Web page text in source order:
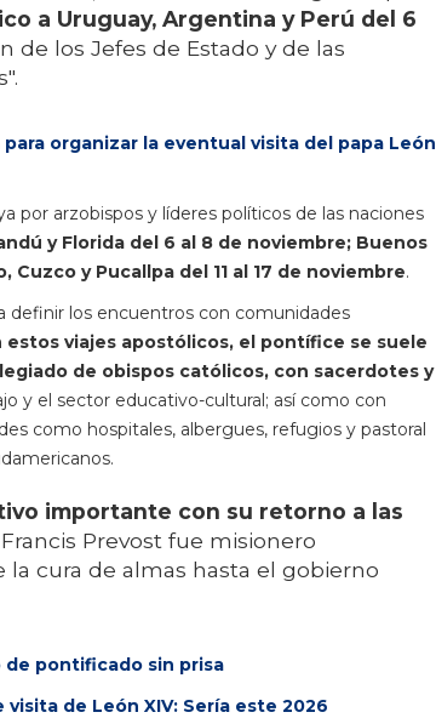
a Uruguay, Argentina y Perú del 6
de los Jefes de Estado y de las
para organizar la eventual visita del papa León
por arzobispos y líderes políticos de las naciones
y Florida del 6 al 8 de noviembre; Buenos
Cuzco y Pucallpa del 11 al 17 de noviembre.
definir los encuentros con comunidades
estos viajes apostólicos, el pontífice se suele
de obispos católicos, con sacerdotes y
y el sector educativo-cultural; así como con
como hospitales, albergues, refugios y pastoral
importante con su retorno a las
Prevost fue misionero
cura de almas hasta el gobierno
de pontificado sin prisa
visita de León XIV: Sería este 2026